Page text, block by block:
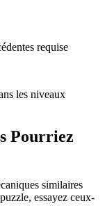
requise
les niveaux
Pourriez
similaires
essayez ceux-